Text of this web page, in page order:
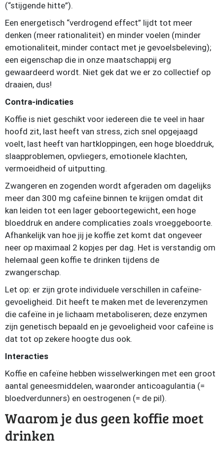
(“stijgende hitte”).
Een energetisch “verdrogend effect” lijdt tot meer
denken (meer rationaliteit) en minder voelen (minder
emotionaliteit, minder contact met je gevoelsbeleving);
een eigenschap die in onze maatschappij erg
gewaardeerd wordt. Niet gek dat we er zo collectief op
draaien, dus!
Contra-indicaties
Koffie is niet geschikt voor iedereen die te veel in haar
hoofd zit, last heeft van stress, zich snel opgejaagd
voelt, last heeft van hartkloppingen, een hoge bloeddruk,
slaapproblemen, opvliegers, emotionele klachten,
vermoeidheid of uitputting.
Zwangeren en zogenden wordt afgeraden om dagelijks
meer dan 300 mg cafeïne binnen te krijgen omdat dit
kan leiden tot een lager geboortegewicht, een hoge
bloeddruk en andere complicaties zoals vroeggeboorte.
Afhankelijk van hoe jij je koffie zet komt dat ongeveer
neer op maximaal 2 kopjes per dag. Het is verstandig om
helemaal geen koffie te drinken tijdens de
zwangerschap.
Let op: er zijn grote individuele verschillen in cafeïne-
gevoeligheid. Dit heeft te maken met de leverenzymen
die cafeïne in je lichaam metaboliseren; deze enzymen
zijn genetisch bepaald en je gevoeligheid voor cafeïne is
dat tot op zekere hoogte dus ook.
Interacties
Koffie en cafeïne hebben wisselwerkingen met een groot
aantal geneesmiddelen, waaronder anticoagulantia (=
bloedverdunners) en oestrogenen (= de pil).
Waarom je dus geen koffie moet
drinken